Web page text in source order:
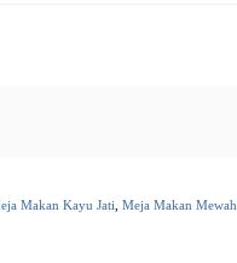
Makan Kayu Jati Meja Makan Mewah